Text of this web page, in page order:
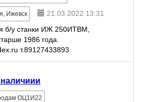
Ижевск
21.03.2022 13:31
б/у станки ИЖ 250ИТВМ,
1986 года.
т.89127433893
ОЦ1И22